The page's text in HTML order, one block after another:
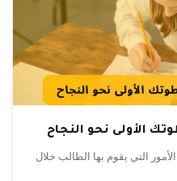
الأولى نحو النجاح
التي يقوم بها الطالب خلال